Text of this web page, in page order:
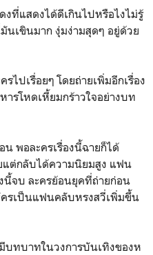
แสดงได้ดีเกินไปหรือไงไม่รู้
นเขินมาก งุ่มง่ามสุดๆ อยู่ด้วย
ปเรื่อยๆ โดยถ่ายเพิ่มอีกเรื่อง
รโหดเหี้ยมกร้าวใจอย่างบท
อละครเรื่องนี้ฉายก็ได้
แต่กลับได้ความนิยมสูง แฟน
นี้จบ ละครย้อนยุคที่ถ่ายก่อน
รเป็นแฟนคลับหรงสวี่เพิ่มขึ้น
ทบาทในวงการบันเทิงของห